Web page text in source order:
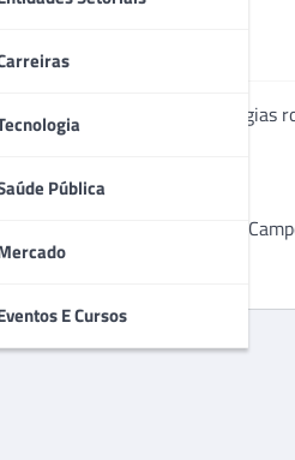
Pública
E Cursos
atinge a marca de 100 cirurgias
e-mail não será publicado.